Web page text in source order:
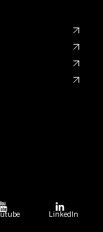
LinkedIn